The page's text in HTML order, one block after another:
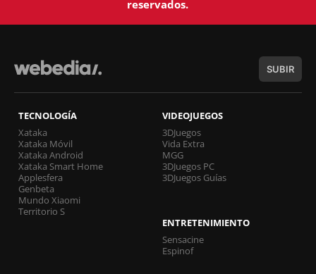
reservados.
SUBIR
TECNOLOGÍA
Xataka
Xataka Móvil
Xataka Android
Xataka Smart Home
Applesfera
Genbeta
Mundo Xiaomi
Territorio S
VIDEOJUEGOS
3DJuegos
Vida Extra
MGG
3DJuegos PC
3DJuegos Guías
ENTRETENIMIENTO
Sensacine
Espinof